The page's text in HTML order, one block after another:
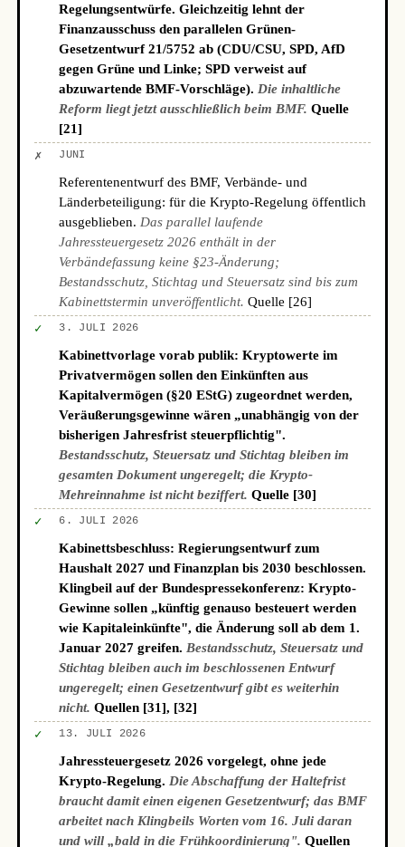
Regelungsentwürfe. Gleichzeitig lehnt der
Finanzausschuss den parallelen Grünen-
Gesetzentwurf 21/5752 ab (CDU/CSU, SPD, AfD
gegen Grüne und Linke; SPD verweist auf
abzuwartende BMF-Vorschläge). Die inhaltliche
Reform liegt jetzt ausschließlich beim BMF. Quelle
[21]
✗ JUNI
Referentenentwurf des BMF, Verbände- und
Länderbeteiligung: für die Krypto-Regelung öffentlich
ausgeblieben. Das parallel laufende
Jahressteuergesetz 2026 enthält in der
Verbändefassung keine §23-Änderung;
Bestandsschutz, Stichtag und Steuersatz sind bis zum
Kabinettstermin unveröffentlicht. Quelle [26]
✓ 3. JULI 2026
Kabinettvorlage vorab publik: Kryptowerte im
Privatvermögen sollen den Einkünften aus
Kapitalvermögen (§20 EStG) zugeordnet werden,
Veräußerungsgewinne wären „unabhängig von der
bisherigen Jahresfrist steuerpflichtig".
Bestandsschutz, Steuersatz und Stichtag bleiben im
gesamten Dokument ungeregelt; die Krypto-
Mehreinnahme ist nicht beziffert. Quelle [30]
✓ 6. JULI 2026
Kabinettsbeschluss: Regierungsentwurf zum
Haushalt 2027 und Finanzplan bis 2030 beschlossen.
Klingbeil auf der Bundespressekonferenz: Krypto-
Gewinne sollen „künftig genauso besteuert werden
wie Kapitaleinkünfte", die Änderung soll ab dem 1.
Januar 2027 greifen. Bestandsschutz, Steuersatz und
Stichtag bleiben auch im beschlossenen Entwurf
ungeregelt; einen Gesetzentwurf gibt es weiterhin
nicht. Quellen [31], [32]
✓ 13. JULI 2026
Jahressteuergesetz 2026 vorgelegt, ohne jede
Krypto-Regelung. Die Abschaffung der Haltefrist
braucht damit einen eigenen Gesetzentwurf; das BMF
arbeitet nach Klingbeils Worten vom 16. Juli daran
und will „bald in die Frühkoordinierung". Quellen